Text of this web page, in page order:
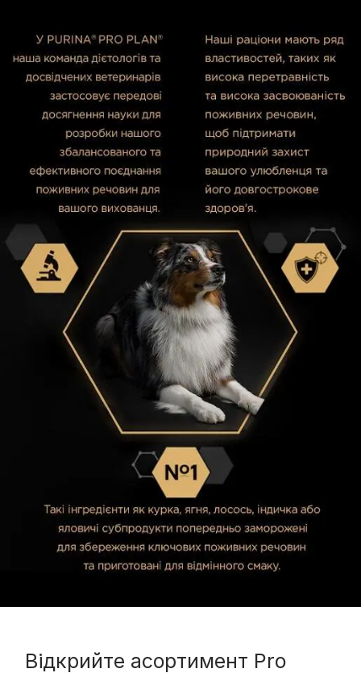
Відкрийте асортимент Pro